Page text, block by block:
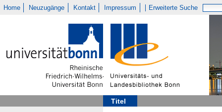
Home Neuzugänge Kontakt Impressum Erweiterte Suche
Titel